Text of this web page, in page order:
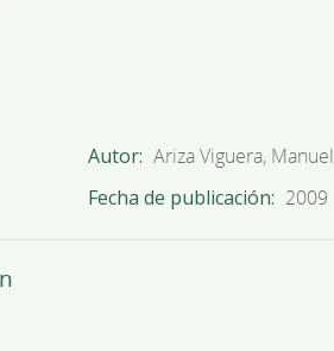
Autor Ariza Viguera, Manuel
Fecha de publicación 2009